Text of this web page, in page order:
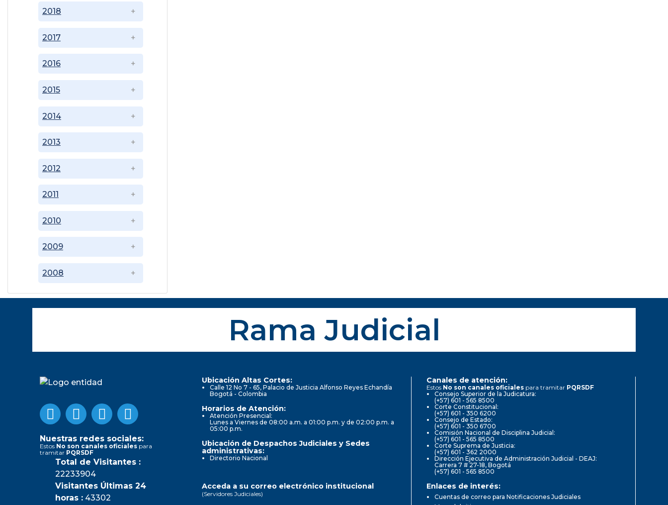
2008
2009
2010
2011
2012
2013
2014
2015
2016
2017
2018
Rama Judicial
Nuestras redes sociales:
Estos No son canales oficiales para
tramitar PQRSDF
Total de Visitantes :
22233904
Visitantes Últimas 24
horas : 43302
Ubicación Altas Cortes:
Calle 12 No 7 - 65, Palacio de Justicia Alfonso Reyes Echandía
Bogotá - Colombia
Horarios de Atención:
Atención Presencial:
Lunes a Viernes de 08:00 a.m. a 01:00 p.m. y de 02:00 p.m. a
05:00 p.m.
Ubicación de Despachos Judiciales y Sedes
administrativas:
Directorio Nacional
Canales de atención:
Estos No son canales oficiales para tramitar PQRSDF
Consejo Superior de la Judicatura:
(+57) 601 - 565 8500
Corte Constitucional:
(+57) 601 - 350 6200
Consejo de Estado:
(+57) 601 - 350 6700
Comisión Nacional de Disciplina Judicial:
(+57) 601 - 565 8500
Corte Suprema de Justicia:
(+57) 601 - 362 2000
Dirección Ejecutiva de Administración Judicial - DEAJ:
Carrera 7 # 27-18, Bogotá
(+57) 601 - 565 8500
Acceda a su correo electrónico institucional
(Servidores Judiciales)
Enlaces de interés:
Cuentas de correo para Notificaciones Judiciales